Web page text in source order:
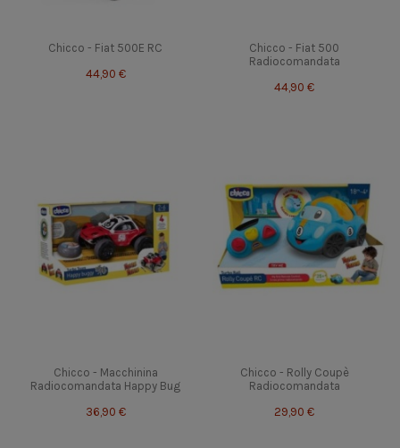
Chicco - Fiat 500E RC
44,90 €
Chicco - Fiat 500
Radiocomandata
44,90 €
Chicco - Macchinina
Radiocomandata Happy Bug
36,90 €
Chicco - Rolly Coupè
Radiocomandata
29,90 €